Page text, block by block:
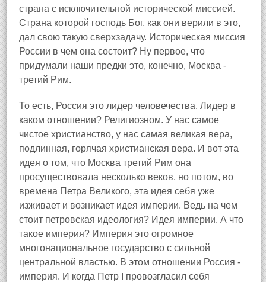
страна с исключительной исторической миссией.
Страна которой господь Бог, как они верили в это,
дал свою такую сверхзадачу. Историческая миссия
России в чем она состоит? Ну первое, что
придумали наши предки это, конечно, Москва -
третий Рим.
То есть, Россия это лидер человечества. Лидер в
каком отношении? Религиозном. У нас самое
чистое христианство, у нас самая великая вера,
подлинная, горячая христианская вера. И вот эта
идея о том, что Москва третий Рим она
просуществовала несколько веков, но потом, во
времена Петра Великого, эта идея себя уже
изживает и возникает идея империи. Ведь на чем
стоит петровская идеология? Идея империи. А что
такое империя? Империя это огромное
многонациональное государство с сильной
центральной властью. В этом отношении Россия -
империя. И когда Петр I провозгласил себя